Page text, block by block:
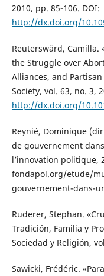
2010, pp. 85-106. DOI:
http://dx.doi.org/
Reuterswärd, Camilla.
the Struggle over
Alliances, and
Society, vol. 63, no. 3,
http://dx.doi.org/
Reynié, Dominique
de gouvernement
l’innovation politique,
fondapol.org/etude/
gouvernement-dans-
Ruderer, Stephan.
Tradición, Familia y
Sociedad y Religión,
Sawicki, Frédéric.